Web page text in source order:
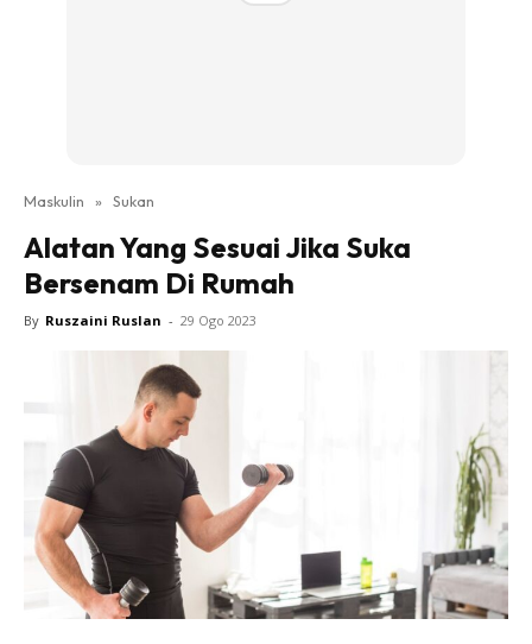
Maskulin » Sukan
Alatan Yang Sesuai Jika Suka
Bersenam Di Rumah
By Ruszaini Ruslan - 29 Ogo 2023